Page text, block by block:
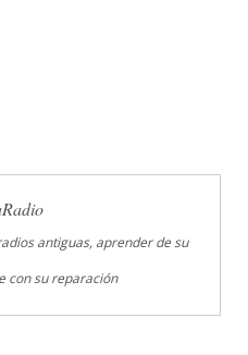
antiguas, aprender de su
con su reparación